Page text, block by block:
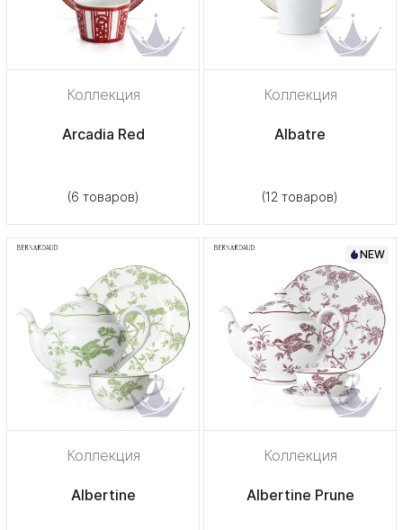
Коллекция
Arcadia Red
(6 товаров)
Коллекция
Albatre
(12 товаров)
Коллекция
Albertine
NEW
Коллекция
Albertine Prune